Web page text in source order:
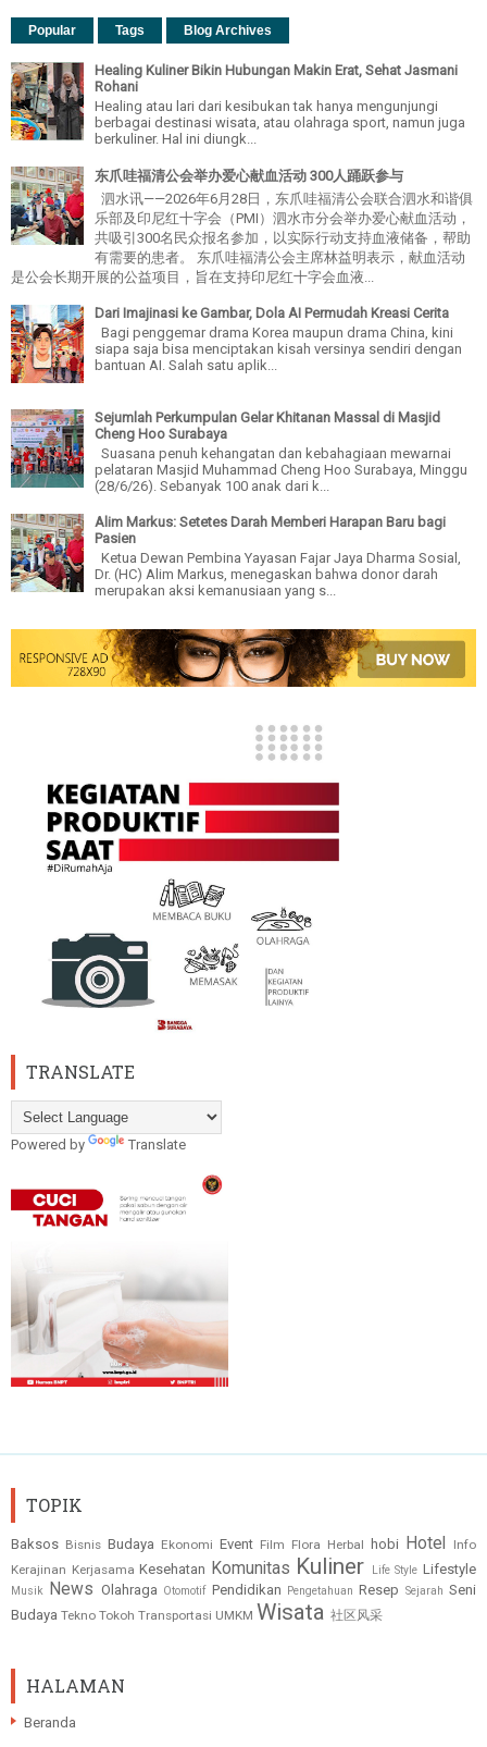
Popular Tags Blog Archives
Healing Kuliner Bikin Hubungan Makin Erat, Sehat Jasmani
Rohani
Healing atau lari dari kesibukan tak hanya mengunjungi
berbagai destinasi wisata, atau olahraga sport, namun juga
berkuliner. Hal ini diungk...
东爪哇福清公会举办爱心献血活动 300人踊跃参与
泗水讯——2026年6月28日，东爪哇福清公会联合泗水和谐俱
乐部及印尼红十字会（PMI）泗水市分会举办爱心献血活动，
共吸引300名民众报名参加，以实际行动支持血液储备，帮助
有需要的患者。 东爪哇福清公会主席林益明表示，献血活动
是公会长期开展的公益项目，旨在支持印尼红十字会血液...
Dari Imajinasi ke Gambar, Dola AI Permudah Kreasi Cerita
Bagi penggemar drama Korea maupun drama China, kini
siapa saja bisa menciptakan kisah versinya sendiri dengan
bantuan AI. Salah satu aplik...
Sejumlah Perkumpulan Gelar Khitanan Massal di Masjid
Cheng Hoo Surabaya
Suasana penuh kehangatan dan kebahagiaan mewarnai
pelataran Masjid Muhammad Cheng Hoo Surabaya, Minggu
(28/6/26). Sebanyak 100 anak dari k...
Alim Markus: Setetes Darah Memberi Harapan Baru bagi
Pasien
Ketua Dewan Pembina Yayasan Fajar Jaya Dharma Sosial,
Dr. (HC) Alim Markus, menegaskan bahwa donor darah
merupakan aksi kemanusiaan yang s...
TRANSLATE
Powered by Translate
TOPIK
Baksos Bisnis Budaya Ekonomi Event Film Flora Herbal hobi Hotel
Info
Kerajinan Kerjasama Kesehatan Komunitas Kuliner Life Style Lifestyle
Musik News Olahraga Otomotif Pendidikan Pengetahuan Resep Sejarah Seni
Budaya Tekno Tokoh Transportasi UMKM Wisata 社区风采
HALAMAN
Beranda